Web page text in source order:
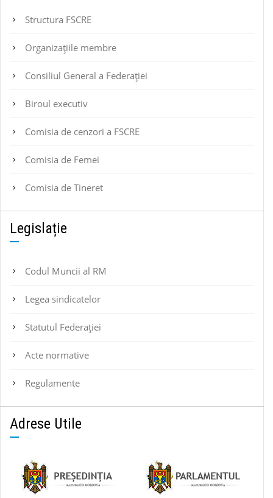
Structura FSCRE
Organizațiile membre
Consiliul General a Federației
Biroul executiv
Comisia de cenzori a FSCRE
Comisia de Femei
Comisia de Tineret
Legislație
Codul Muncii al RM
Legea sindicatelor
Statutul Federaţiei
Acte normative
Regulamente
Adrese Utile